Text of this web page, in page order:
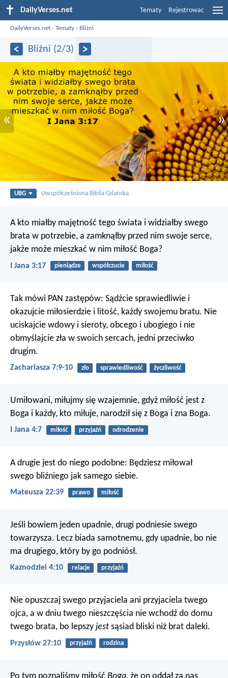
DailyVerses.net Tematy Rejestrowac
DailyVerses.net ›Tematy › Bliźni
Bliźni (2/3)
« »
UBG Uwspółcześniona Biblia Gdańska
A kto miałby majętność tego świata i widziałby swego
brata w potrzebie, a zamknąłby przed nim swoje serce,
jakże może mieszkać w nim miłość Boga?
I Jana 3:17 pieniądze współczucie miłość
Tak mówi PAN zastępów: Sądźcie sprawiedliwie i
okazujcie miłosierdzie i litość, każdy swojemu bratu. Nie
uciskajcie wdowy i sieroty, obcego i ubogiego i nie
obmyślajcie zła w swoich sercach, jedni przeciwko
drugim.
Zachariasza 7:9-10 zło sprawiedliwość życzliwość
Umiłowani, miłujmy się wzajemnie, gdyż miłość jest z
Boga i każdy, kto miłuje, narodził się z Boga i zna Boga.
I Jana 4:7 miłość przyjaźń odrodzenie
A drugie jest do niego podobne: Będziesz miłował
swego bliźniego jak samego siebie.
Mateusza 22:39 prawo miłość
Jeśli bowiem jeden upadnie, drugi podniesie swego
towarzysza. Lecz biada samotnemu, gdy upadnie, bo nie
ma drugiego, który by go podniósł.
Kaznodziei 4:10 relacje przyjaźń
Nie opuszczaj swego przyjaciela ani przyjaciela twego
ojca, a w dniu twego nieszczęścia nie wchodź do domu
twego brata, bo lepszy jest sąsiad bliski niż brat daleki.
Przysłów 27:10 przyjaźń rodzina